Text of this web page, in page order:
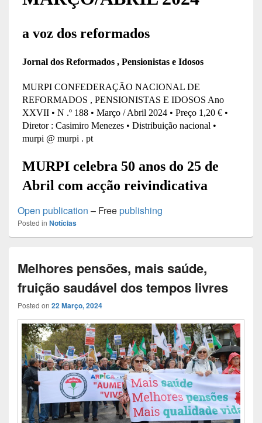
Open publication – Freepublishing
Posted in Notícias
Melhores pensões, mais saúde,
fruição saudável dos tempos livres
Posted on 22 Março, 2024